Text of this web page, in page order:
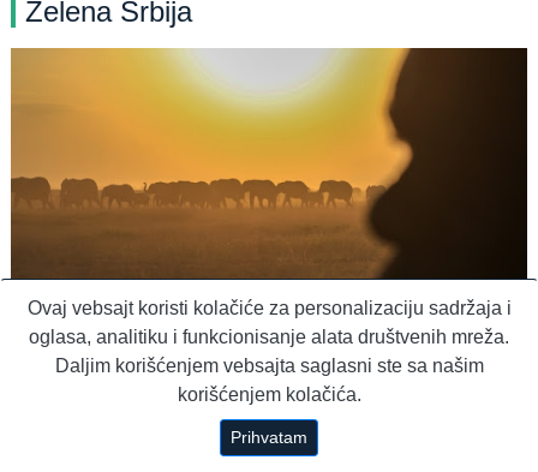
Zelena Srbija
Poljoprivrednici u Keniji kažu da ne truju
slonove koji im jedu paradajz
Ovaj vebsajt koristi kolačiće za personalizaciju sadržaja i
oglasa, analitiku i funkcionisanje alata društvenih mreža.
Daljim korišćenjem vebsajta saglasni ste sa našim
korišćenjem kolačića.
Prihvatam